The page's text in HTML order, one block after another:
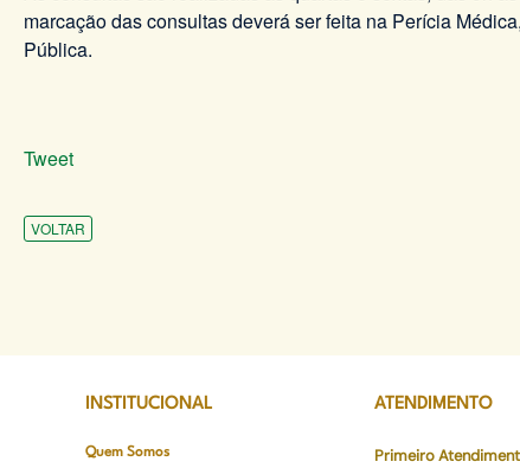
marcação das consultas deverá ser feita na Perícia
Pública.
Tweet
VOLTAR
INSTITUCIONAL
Quem Somos
ATENDIMENTO
Primeiro